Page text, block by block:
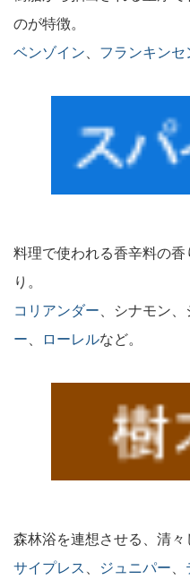
のが特徴。
ベンゾイン
フランキンセ
料理で使われる香辛料の
り。
コリアンダー 、シナモン、
ー
ローレルなど。
森林浴を連想させる、清々
サイプレス 、 ジュニパー、